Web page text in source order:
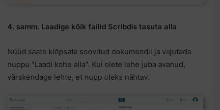
4. samm. Laadige kõik failid Scribdis tasuta alla
Nüüd saate klõpsata soovitud dokumendil ja vajutada
nuppu "Laadi kohe alla". Kui olete lehe juba avanud,
värskendage lehte, et nupp oleks nähtav.